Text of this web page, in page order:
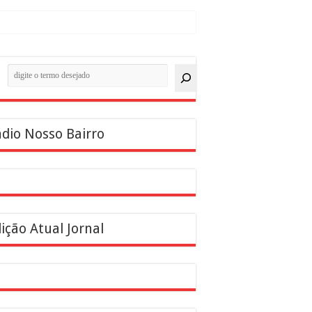
Nosso Bairro
Atual Jornal